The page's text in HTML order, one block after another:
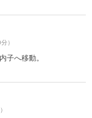
）
子へ移動。